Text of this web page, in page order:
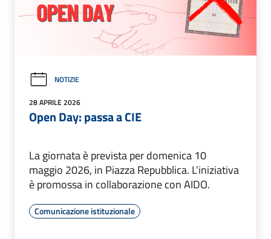
NOTIZIE
28 APRILE 2026
Open Day: passa a CIE
La giornata è prevista per domenica 10
maggio 2026, in Piazza Repubblica. L'iniziativa
è promossa in collaborazione con AIDO.
Comunicazione istituzionale